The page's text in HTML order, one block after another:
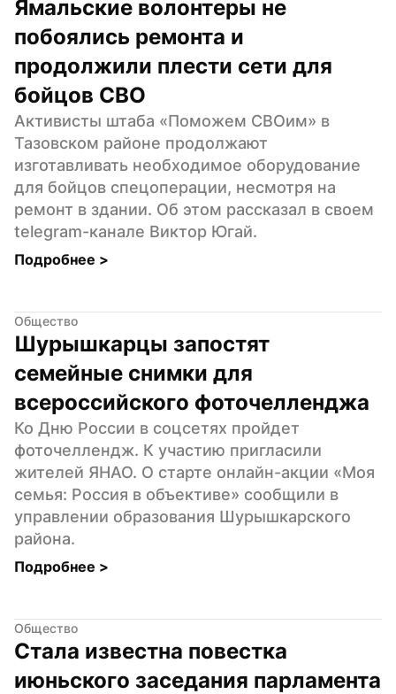
Ямальские волонтеры не
побоялись ремонта и
продолжили плести сети для
бойцов СВО
Активисты штаба «Поможем СВОим» в
Тазовском районе продолжают
изготавливать необходимое оборудование
для бойцов спецоперации, несмотря на
ремонт в здании. Об этом рассказал в своем
telegram-канале Виктор Югай.
Подробнее >
Общество
Шурышкарцы запостят
семейные снимки для
всероссийского фоточелленджа
Ко Дню России в соцсетях пройдет
фоточеллендж. К участию пригласили
жителей ЯНАО. О старте онлайн-акции «Моя
семья: Россия в объективе» сообщили в
управлении образования Шурышкарского
района.
Подробнее >
Общество
Стала известна повестка
июньского заседания парламента